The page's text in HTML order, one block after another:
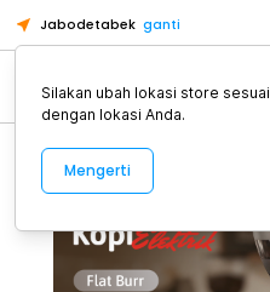
Jabodetabek ganti
Alat Kopi
Silakan ubah lokasi store sesuai
dengan lokasi Anda.
Mengerti